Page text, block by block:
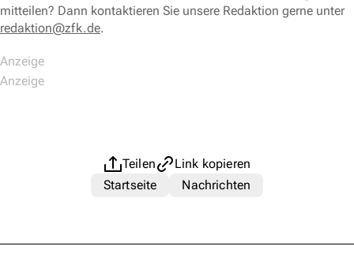
mitteilen? Dann kontaktieren Sie unsere Redaktion gerne unter
redaktion@zfk.de.
Teilen
Link kopieren
Startseite
Nachrichten